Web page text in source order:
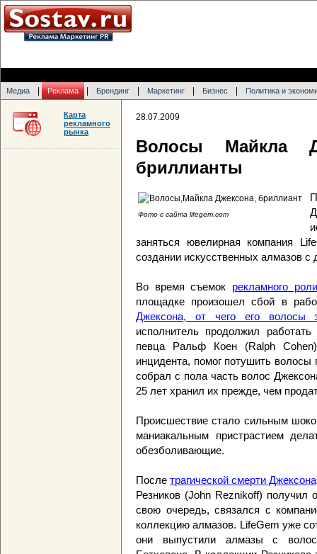
Медиа Реклама Брендинг Маркетинг Бизнес Политика и
28.07.2009
Волосы Майкла
бриллианты
Фото с сайта lifegem.com
заняться ювелирная компания
создании искусственных алмазов с
Во время съемок рекламного
площадке произошел сбой в
Джексона, от чего его волосы
исполнитель продолжил
певца Ральф Коен (Ralph
инцидента, помог потушить волосы
собрал с пола часть волос
25 лет хранил их прежде, чем
Происшествие стало сильным
маниакальным пристрастием
обезболивающие.
После трагической смерти Джексона
Резников (John Reznikoff) получил
свою очередь, связался с
коллекцию алмазов. LifeGem уже
они выпустили алмазы с
Карта
рекламного
рынка